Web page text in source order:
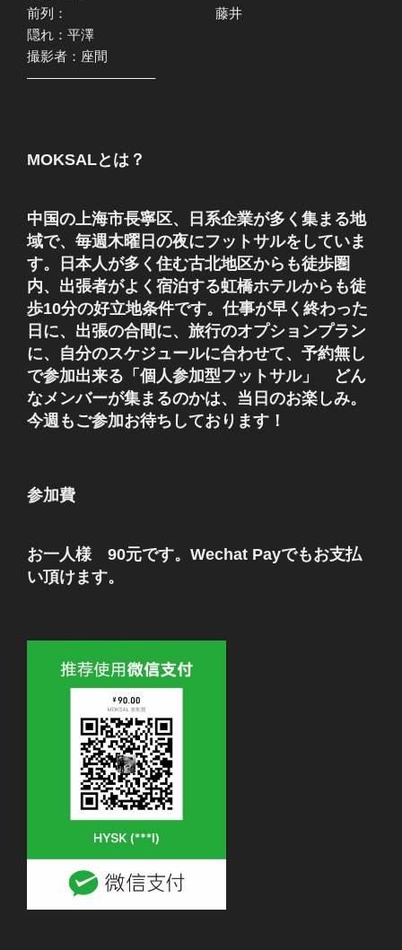
前列： 藤井
隠れ：平澤
撮影者：座間
—————————–
MOKSALとは？
中国の上海市長寧区、日系企業が多く集まる地
域で、毎週木曜日の夜にフットサルをしていま
す。日本人が多く住む古北地区からも徒歩圏
内、出張者がよく宿泊する虹橋ホテルからも徒
歩10分の好立地条件です。仕事が早く終わった
日に、出張の合間に、旅行のオプションプラン
に、自分のスケジュールに合わせて、予約無し
で参加出来る「個人参加型フットサル」 どん
なメンバーが集まるのかは、当日のお楽しみ。
今週もご参加お待ちしております！
参加費
お一人様 90元です。Wechat Payでもお支払
い頂けます。